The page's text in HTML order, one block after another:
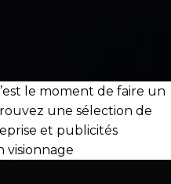
le moment de faire un
une sélection de
et publicités
visionnage